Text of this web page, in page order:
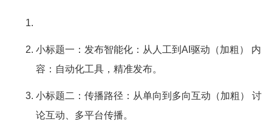
小标题一：发布智能化：从人工到AI驱动（加粗） 内
容：自动化工具，精准发布。
小标题二：传播路径：从单向到多向互动（加粗） 讨
论互动、多平台传播。